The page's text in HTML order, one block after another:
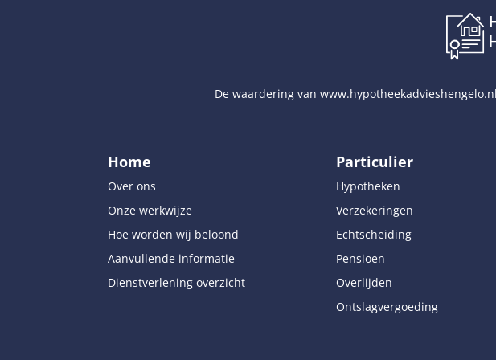
De waardering van www.hypotheekadvieshengelo.nl
Home
Over ons
Onze werkwijze
Hoe worden wij beloond
Aanvullende informatie
Dienstverlening overzicht
Particulier
Hypotheken
Verzekeringen
Echtscheiding
Pensioen
Overlijden
Ontslagvergoeding